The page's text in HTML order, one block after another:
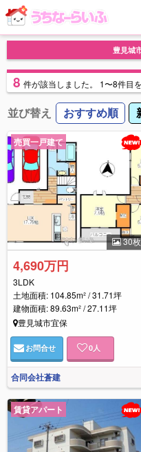
豊見城
8 件が該当しました。 1〜8件目を
並び替え おすすめ順
30枚
売買一戸建て
4,690万円
3LDK
土地面積: 104.85m² / 31.71坪
建物面積: 89.63m² / 27.11坪
豊見城市宜保
お問合せ 0人
合同会社蒼建
賃貸アパート